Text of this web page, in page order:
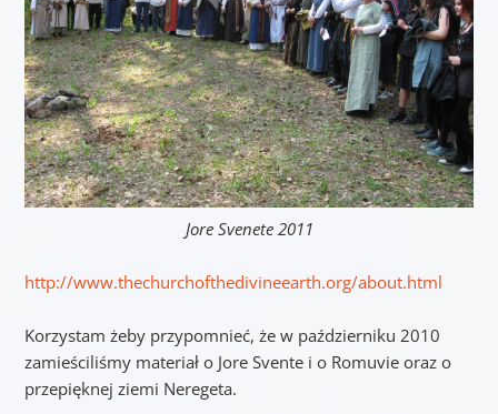
Jore Svenete 2011
http://www.thechurchofthedivineearth.org/about.html
Korzystam żeby przypomnieć, że w październiku 2010
zamieściliśmy materiał o Jore Svente i o Romuvie oraz o
przepięknej ziemi Neregeta.